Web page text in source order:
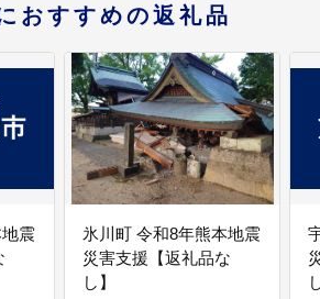
おすすめの返礼品
震
氷川町 令和8年熊本地震
災害支援【返礼品な
し】